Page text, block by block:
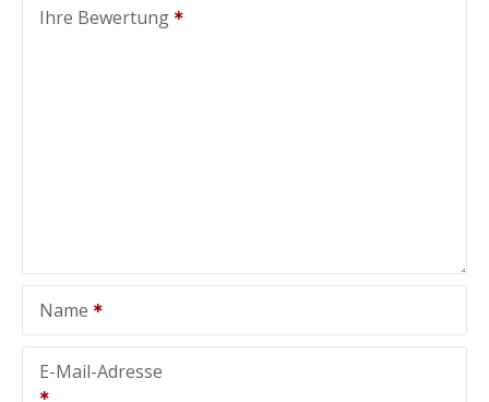
Ihre Bewertung
Name
E-Mail-Adresse